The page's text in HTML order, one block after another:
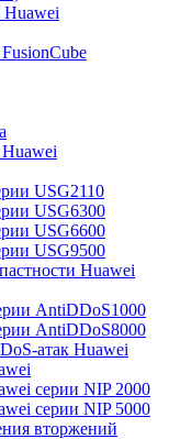
USG2110
USG6300
USG6600
USG9500
Huawei
AntiDDoS1000
AntiDDoS8000
атак Huawei
серии NIP 2000
серии NIP 5000
вторжений